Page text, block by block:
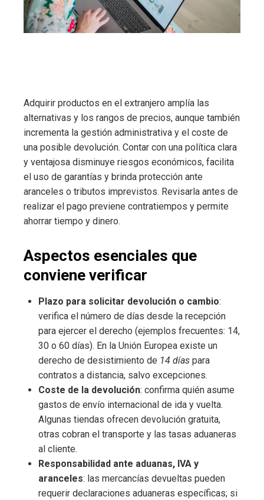
Adquirir productos en el extranjero amplía las
alternativas y los rangos de precios, aunque también
incrementa la gestión administrativa y el coste de
una posible devolución. Contar con una política clara
y ventajosa disminuye riesgos económicos, facilita
el uso de garantías y brinda protección ante
aranceles o tributos imprevistos. Revisarla antes de
realizar el pago previene contratiempos y permite
ahorrar tiempo y dinero.
Aspectos esenciales que
conviene verificar
Plazo para solicitar devolución o cambio:
verifica el número de días desde la recepción
para ejercer el derecho (ejemplos frecuentes: 14,
30 o 60 días). En la Unión Europea existe un
derecho de desistimiento de 14 días para
contratos a distancia, salvo excepciones.
Coste de la devolución: confirma quién asume
gastos de envío internacional de ida y vuelta.
Algunas tiendas ofrecen devolución gratuita,
otras cobran el transporte y las tasas aduaneras
al cliente.
Responsabilidad ante aduanas, IVA y
aranceles: las mercancías devueltas pueden
requerir declaraciones aduaneras específicas; si